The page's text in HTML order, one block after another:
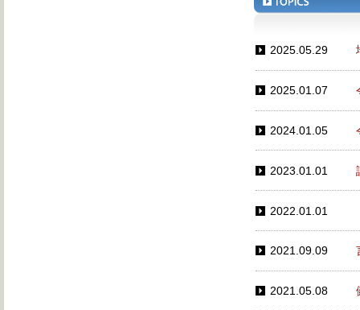
2025.05.29
2025.01.07
2024.01.05
2023.01.01
2022.01.01
2021.09.09
2021.05.08